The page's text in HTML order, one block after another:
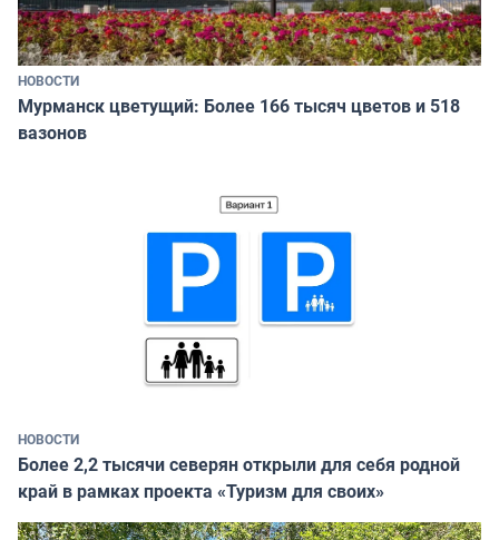
НОВОСТИ
Мурманск цветущий: Более 166 тысяч цветов и 518
вазонов
НОВОСТИ
Более 2,2 тысячи северян открыли для себя родной
край в рамках проекта «Туризм для своих»